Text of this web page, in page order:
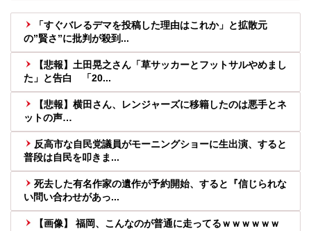
「すぐバレるデマを投稿した理由はこれか」と拡散元
の”賢さ”に批判が殺到...
【悲報】土田晃之さん「草サッカーとフットサルやめまし
た」と告白 「20...
【悲報】横田さん、レンジャーズに移籍したのは悪手とネ
ットの声…
反高市な自民党議員がモーニングショーに生出演、すると
普段は自民を叩きま...
死去した有名作家の遺作が予約開始、すると『信じられな
い問い合わせがあっ...
【画像】 福岡、こんなのが普通に走ってるｗｗｗｗｗｗ